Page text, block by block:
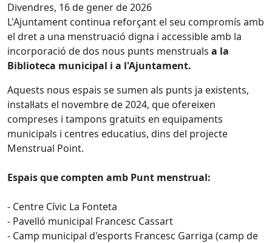
Divendres, 16 de gener de 2026
L'Ajuntament continua reforçant el seu compromís amb
el dret a una menstruació digna i accessible amb la
incorporació de dos nous punts menstruals a la
Biblioteca municipal i a l'Ajuntament.
Aquests nous espais se sumen als punts ja existents,
instal·lats el novembre de 2024, que ofereixen
compreses i tampons gratuïts en equipaments
municipals i centres educatius, dins del projecte
Menstrual Point.
Espais que compten amb Punt menstrual:
- Centre Cívic La Fonteta
- Pavelló municipal Francesc Cassart
- Camp municipal d'esports Francesc Garriga (camp de